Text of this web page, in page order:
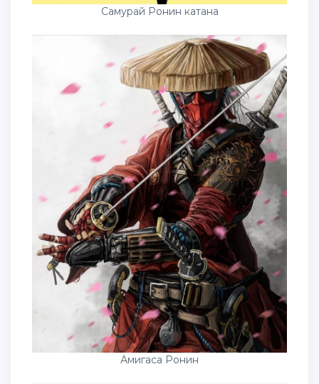
Самурай Ронин катана
Амигаса Ронин